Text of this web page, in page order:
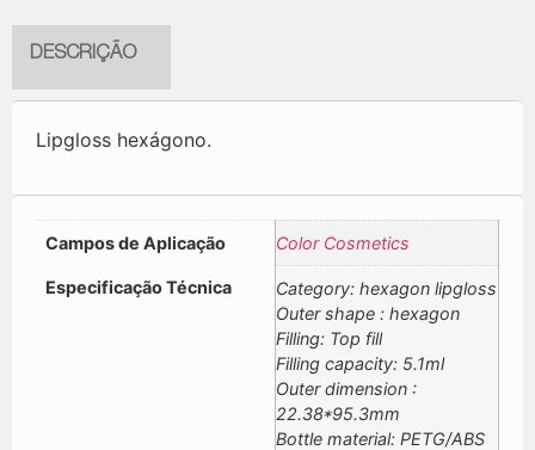
DESCRIÇÃO
Lipgloss hexágono.
Campos de Aplicação Color Cosmetics
Especificação Técnica
Category: hexagon lipgloss
Outer shape : hexagon
Filling: Top fill
Filling capacity: 5.1ml
Outer dimension :
22.38*95.3mm
Bottle material: PETG/ABS